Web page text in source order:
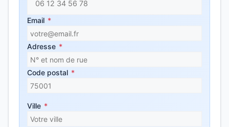
Email *
Adresse *
Code postal *
Ville *